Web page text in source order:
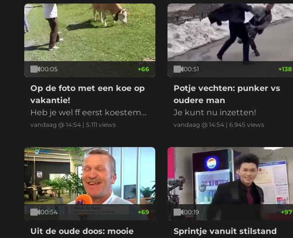
wil geen nieuw asfalt
00:05 +66
Op de foto met een koe op
vakantie!
Heb je wel ff eerst koestem
ming gevraagd?
vandaag @ 14:54 | 5.111 views
00:51 +138
Potje vechten: punker vs
oudere man
Je kunt nu inzetten!
vandaag @ 14:54| 6.945views
00:54 +69
Uit de oude doos: mooie
00:19 +97
Sprintje vanuit stilstand